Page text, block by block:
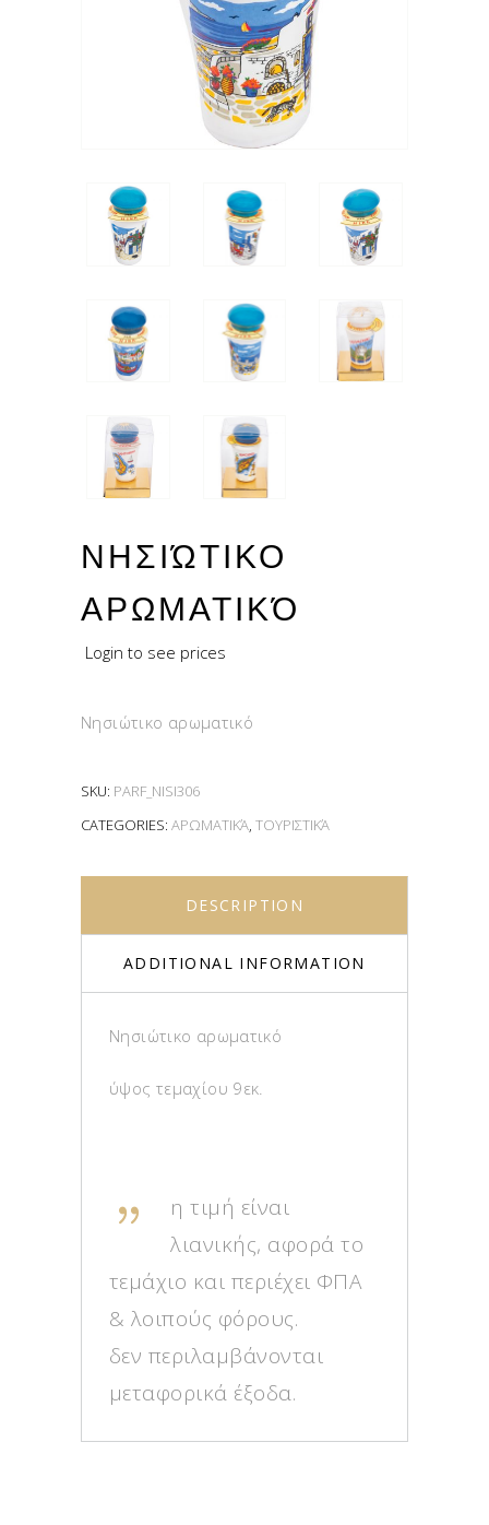
ΝΗΣΙΏΤΙΚΟ
ΑΡΩΜΑΤΙΚΌ
Login to see prices
Νησιώτικο αρωματικό
SKU: PARF_NISI306
CATEGORIES: ΑΡΩΜΑΤΙΚΆ, ΤΟΥΡΙΣΤΙΚΆ
DESCRIPTION
ADDITIONAL INFORMATION
Νησιώτικο αρωματικό
ύψος τεμαχίου 9εκ.
η τιμή είναι
λιανικής, αφορά το
τεμάχιο και περιέχει ΦΠΑ
& λοιπούς φόρους.
δεν περιλαμβάνονται
μεταφορικά έξοδα.